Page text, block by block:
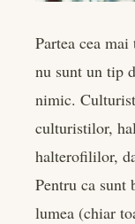
Partea cea
nu sunt un tip
nimic.
culturistilor,
halterofililor,
Pentru ca sunt
lumea (chiar